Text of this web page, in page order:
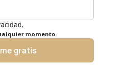
momento.
gratis